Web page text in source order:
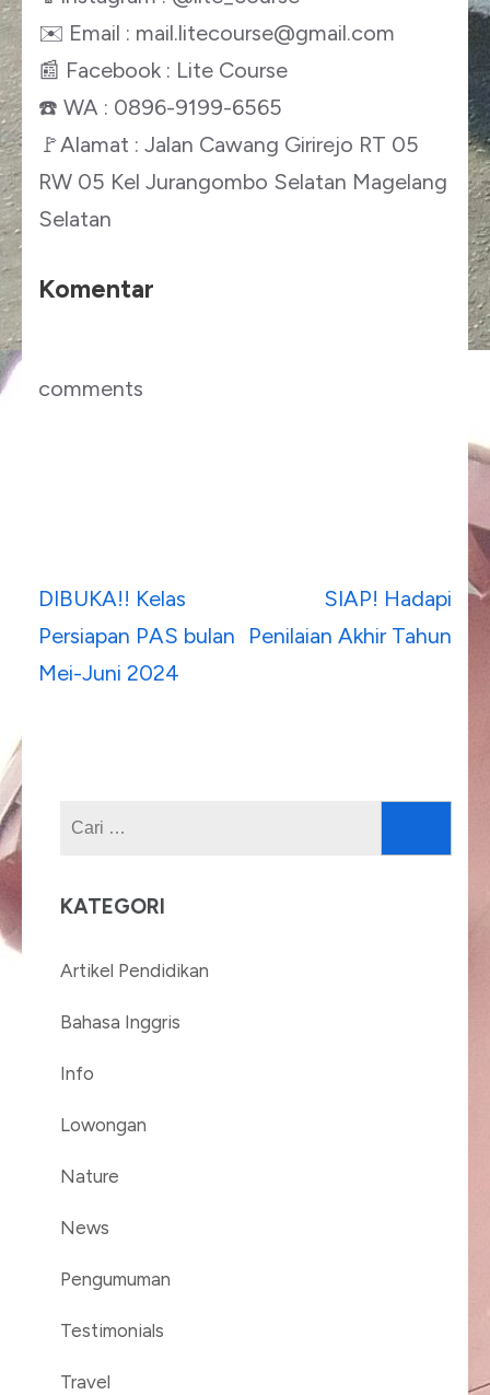
✉️ Email : mail.litecourse@gmail.com
📰 Facebook : Lite Course
☎️ WA : 0896-9199-6565
🚩Alamat : Jalan Cawang Girirejo RT 05
RW 05 Kel Jurangombo Selatan Magelang
Selatan
Komentar
comments
Navigasi
pos
DIBUKA!! Kelas
Persiapan PAS bulan
Mei-Juni 2024
SIAP! Hadapi
Penilaian Akhir Tahun
KATEGORI
Artikel Pendidikan
Bahasa Inggris
Info
Lowongan
Nature
News
Pengumuman
Testimonials
Travel